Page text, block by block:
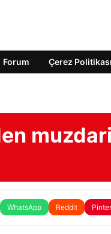
Forum Çerez Politikası
WhatsApp Reddit